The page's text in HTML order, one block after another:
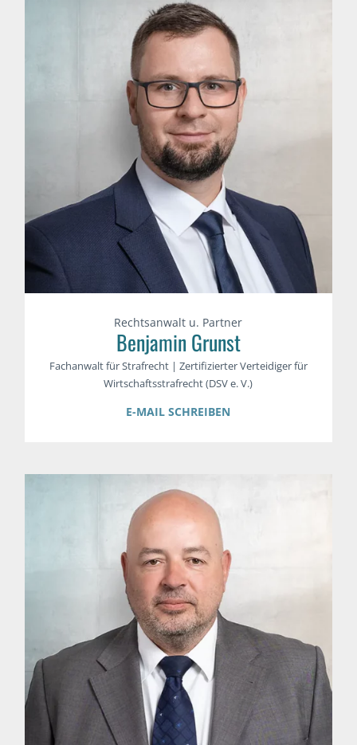
Rechtsanwalt u. Partner
Benjamin Grunst
Fachanwalt für Strafrecht | Zertifizierter Verteidiger für
Wirtschaftsstrafrecht (DSV e. V.)
E-MAIL SCHREIBEN